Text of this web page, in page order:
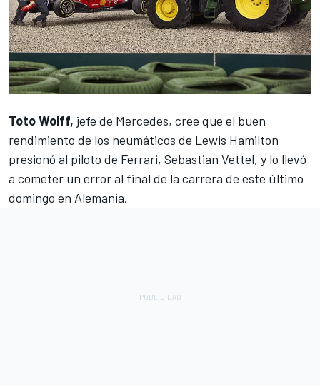
Toto Wolff, jefe de Mercedes, cree que el buen
rendimiento de los neumáticos de Lewis Hamilton
presionó al piloto de Ferrari, Sebastian Vettel, y lo llevó
a cometer un error al final de la carrera de este último
domingo en Alemania.